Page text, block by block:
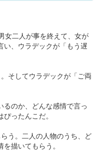
女二人が事を終えて、女が
い、ウラデックが「もう遅
そしてウラデックが「ご両
のか、どんな感情で言っ
ったんこだ。
う。二人の人物のうち、ど
描いてもらう。